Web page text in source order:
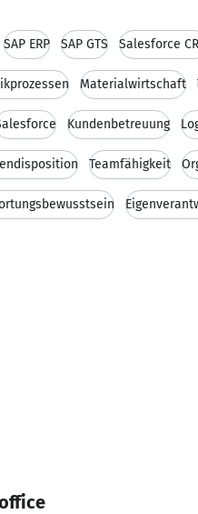
SAP ERP SAP GTS Salesforce
Materialwirtschaft
Kundenbetreuung
Teamfähigkeit